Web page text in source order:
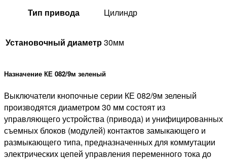
Тип привода Цилиндр
Установочный диаметр30мм
Назначение КЕ 082/9м зеленый
Выключатели кнопочные серии КЕ 082/9м зеленый
производятся диаметром 30 мм состоят из
управляющего устройства (привода) и унифицированных
съемных блоков (модулей) контактов замыкающего и
размыкающего типа, предназначенных для коммутации
электрических цепей управления переменного тока до